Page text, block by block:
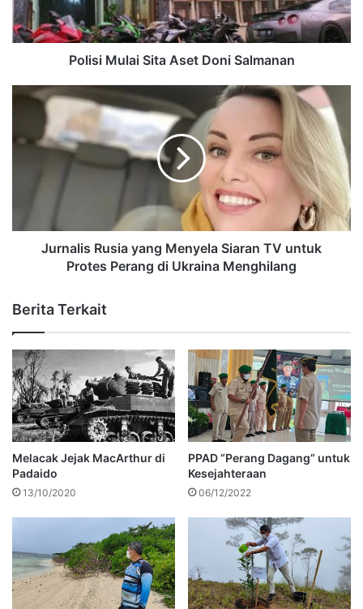
Polisi Mulai Sita Aset Doni Salmanan
Jurnalis Rusia yang Menyela Siaran TV untuk
Protes Perang di Ukraina Menghilang
Berita Terkait
Melacak Jejak MacArthur di
Padaido
13/10/2020
PPAD “Perang Dagang” untuk
Kesejahteraan
06/12/2022